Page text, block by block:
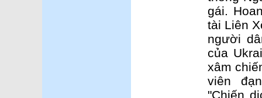
gái.
tài Liên
người
của
xâm
viên
"Chiến